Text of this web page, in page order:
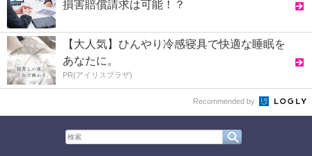
損害賠償請求は可能！？
【大人気】ひんやり冷感寝具で快適な睡眠を
あなたに。
PR(アイリスプラザ)
Recommended by